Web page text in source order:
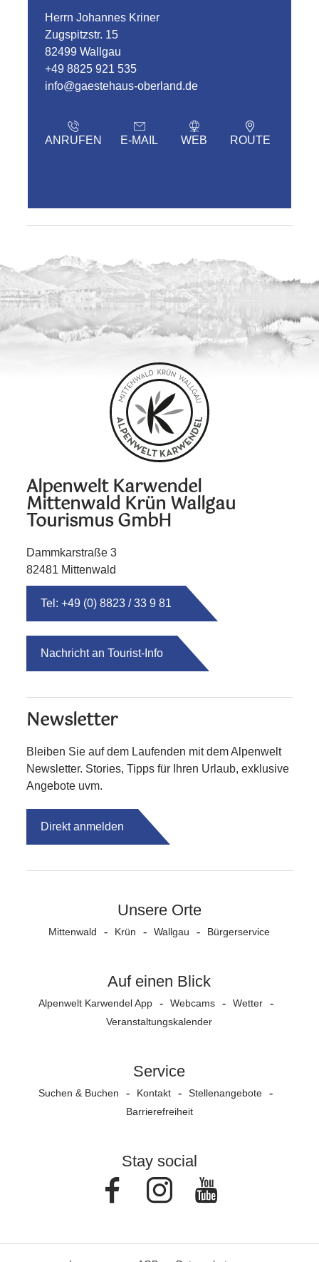
Herrn Johannes Kriner
Zugspitzstr. 15
82499 Wallgau
+49 8825 921 535
info@gaestehaus-oberland.de
ANRUFEN E-MAIL WEB ROUTE
Alpenwelt Karwendel
Mittenwald Krün Wallgau
Tourismus GmbH
Dammkarstraße 3
82481 Mittenwald
Tel: +49 (0) 8823 / 33 9 81
Nachricht an Tourist-Info
Newsletter
Bleiben Sie auf dem Laufenden mit dem Alpenwelt
Newsletter. Stories, Tipps für Ihren Urlaub, exklusive
Angebote uvm.
Direkt anmelden
Unsere Orte
Mittenwald Krün Wallgau Bürgerservice
Auf einen Blick
Alpenwelt Karwendel App Webcams
Wetter
Veranstaltungs­kalender
Service
Suchen & Buchen Kontakt
Stellenangebote
Barrierefreiheit
Stay social
FacebookInstagram